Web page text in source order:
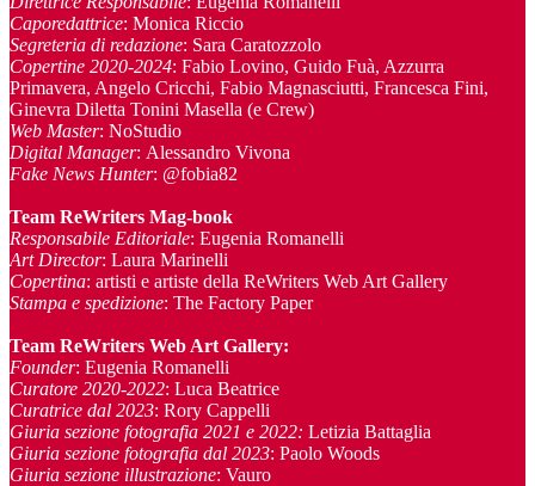
Caporedattrice: Monica Riccio
Segreteria di redazione: Sara Caratozzolo
Copertine 2020-2024: Fabio Lovino, Guido Fuà, Azzurra
Primavera, Angelo Cricchi, Fabio Magnasciutti, Francesca Fini,
Ginevra Diletta Tonini Masella (e Crew)
Web Master: NoStudio
Digital Manager: Alessandro Vivona
Fake News Hunter: @fobia82
Team ReWriters Mag-book
Responsabile Editoriale: Eugenia Romanelli
Art Director: Laura Marinelli
Copertina: artisti e artiste della ReWriters Web Art Gallery
Stampa e spedizione: The Factory Paper
Team ReWriters Web Art Gallery:
Founder: Eugenia Romanelli
Curatore 2020-2022: Luca Beatrice
Curatrice dal 2023: Rory Cappelli
Giuria sezione fotografia 2021 e 2022: Letizia Battaglia
Giuria sezione fotografia dal 2023: Paolo Woods
Giuria sezione illustrazione: Vauro